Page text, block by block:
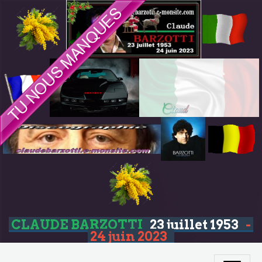
CLAUDE BARZOTTI 23 juillet 1953 -
24 juin 2023